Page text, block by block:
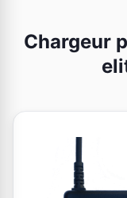
Chargeur